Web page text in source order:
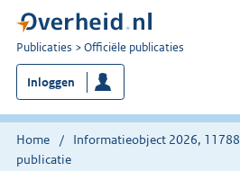
U
bent
nu
hier:
Publicaties Officiële publicaties
Inloggen
Home Informatieobject 2026, 11788
publicatie